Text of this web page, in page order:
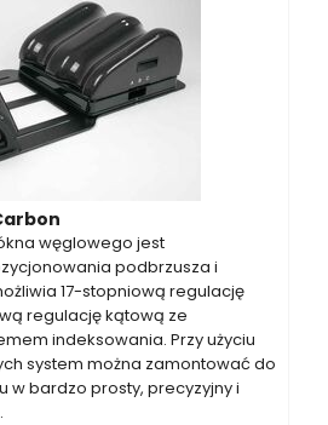
węglowego jest
podbrzusza i
17-stopniową regulację
regulację kątową ze
indeksowania. Przy użyciu
system można zamontować do
w bardzo prosty, precyzyjny i